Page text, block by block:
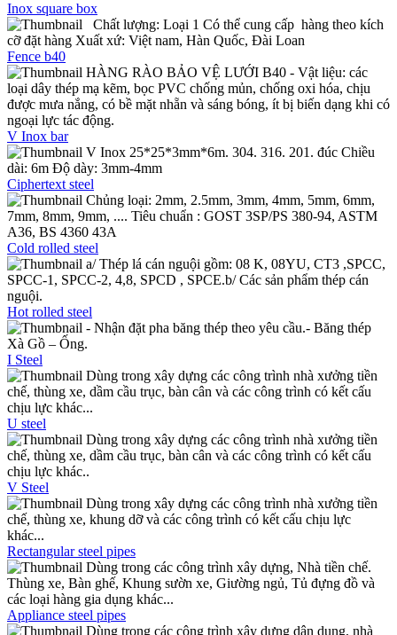
Inox square box
Chất lượng: Loại 1 Có thể cung cấp hàng theo kích
cỡ đặt hàng Xuất xứ: Việt nam, Hàn Quốc, Đài Loan
Fence b40
HÀNG RÀO BẢO VỆ LƯỚI B40 - Vật liệu: các
loại dây thép mạ kẽm, bọc PVC chống mủn, chống oxi hóa, chịu
được mưa nắng, có bề mặt nhẵn và sáng bóng, ít bị biến dạng khi có
ngoại lực tác động.
V Inox bar
V Inox 25*25*3mm*6m. 304. 316. 201. đúc Chiều
dài: 6m Độ dày: 3mm-4mm
Ciphertext steel
Chủng loại: 2mm, 2.5mm, 3mm, 4mm, 5mm, 6mm,
7mm, 8mm, 9mm, .... Tiêu chuẩn : GOST 3SP/PS 380-94, ASTM
A36, BS 4360 43A
Cold rolled steel
a/ Thép lá cán nguội gồm: 08 K, 08YU, CT3 ,SPCC,
SPCC-1, SPCC-2, 4,8, SPCD , SPCE.b/ Các sản phẩm thép cán
nguội.
Hot rolled steel
- Nhận đặt pha băng thép theo yêu cầu.- Băng thép
Xà Gồ – Ống.
I Steel
Dùng trong xây dựng các công trình nhà xưởng tiền
chế, thùng xe, dầm cầu trục, bàn cân và các công trình có kết cấu
chịu lực khác...
U steel
Dùng trong xây dựng các công trình nhà xưởng tiền
chế, thùng xe, dầm cầu trục, bàn cân và các công trình có kết cấu
chịu lực khác..
V Steel
Dùng trong xây dựng các công trình nhà xưởng tiền
chế, thùng xe, khung dỡ và các công trình có kết cấu chịu lực
khác...
Rectangular steel pipes
Dùng trong các công trình xây dựng, Nhà tiền chế.
Thùng xe, Bàn ghế, Khung sườn xe, Giường ngủ, Tủ đựng đồ và
các loại hàng gia dụng khác...
Appliance steel pipes
Dùng trong các công trình xây dựng dân dụng, nhà